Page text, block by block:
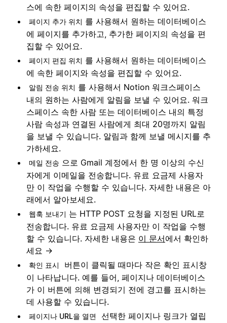
스에 속한 페이지의 속성을 편집할 수 있어요.
페이지 추가 위치 를 사용해서 원하는 데이터베이스
에 페이지를 추가하고, 추가한 페이지의 속성을 편
집할 수 있어요.
페이지 편집 위치 를 사용해서 원하는 데이터베이스
에 속한 페이지와 속성을 편집할 수 있어요.
알림 전송 위치 를 사용해서 Notion 워크스페이스
내의 원하는 사람에게 알림을 보낼 수 있어요. 워크
스페이스 속한 사람 또는 데이터베이스 내의 특정
사람 속성과 연결된 사람에게 최대 20명까지 알림
을 보낼 수 있습니다. 알림과 함께 보낼 메시지를 추
가하세요.
메일 전송 으로 Gmail 계정에서 한 명 이상의 수신
자에게 이메일을 전송합니다. 유료 요금제 사용자
만 이 작업을 수행할 수 있습니다. 자세한 내용은 아
래에서 알아보세요.
웹훅 보내기 는 HTTP POST 요청을 지정된 URL로
전송합니다. 유료 요금제 사용자만 이 작업을 수행
할 수 있습니다. 자세한 내용은 이 문서에서 확인하
세요 →
확인 표시
버튼이 클릭될 때마다 작은 확인 표시창
이 나타납니다. 예를 들어, 페이지나 데이터베이스
가 이 버튼에 의해 변경되기 전에 경고를 표시하는
데 사용할 수 있습니다.
페이지나 URL을 열면 선택한 페이지나 링크가 열립